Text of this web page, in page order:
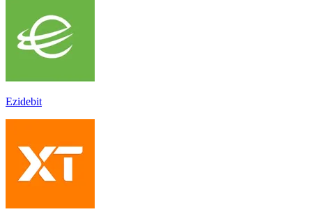
Ezidebit